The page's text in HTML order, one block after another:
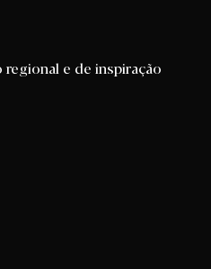
e de inspiração